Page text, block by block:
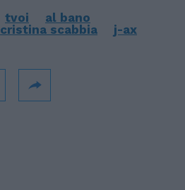
tvoi
al bano
cristina scabbia
j-ax